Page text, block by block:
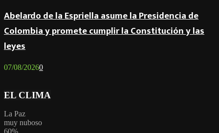
Abelardo de la Espriella asume la Presidencia de
Colombia y promete cumplir la Constitución y las
leyes
07/08/20260
EL CLIMA
La Paz
muy nuboso